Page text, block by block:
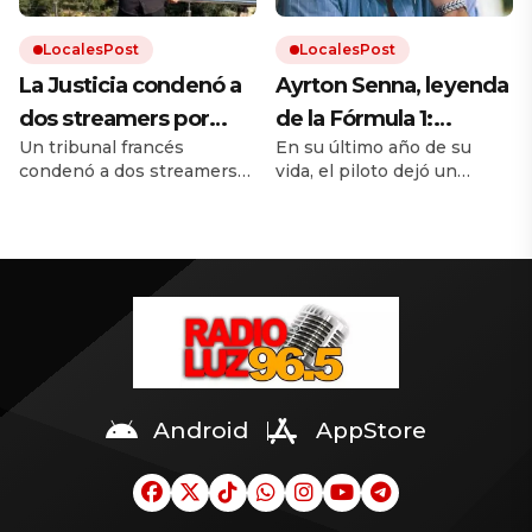
LocalesPost
La Justicia condenó a
dos streamers por
humillar y maltratar a
un influencer hasta su
Un tribunal francés
condenó a dos streamers
hasta 6.000 euros al mes
LocalesPost
Ayrton Senna, leyenda
de la Fórmula 1:
«Siempre busca
mucha fuerza, mucha
En su último año de su
vida, el piloto dejó un
años de su muerte, sus
una fuente de inspiración
para millones de personas.
Android AppStore